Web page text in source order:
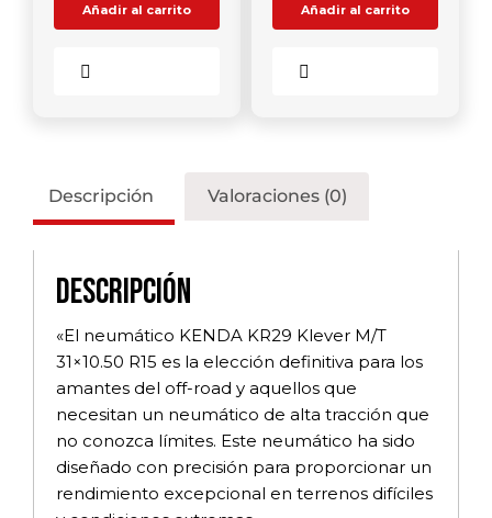
Añadir al carrito Añadir al carrito
Descripción Valoraciones (0)
Descripción
«El neumático KENDA KR29 Klever M/T
31×10.50 R15 es la elección definitiva para los
amantes del off-road y aquellos que
necesitan un neumático de alta tracción que
no conozca límites. Este neumático ha sido
diseñado con precisión para proporcionar un
rendimiento excepcional en terrenos difíciles